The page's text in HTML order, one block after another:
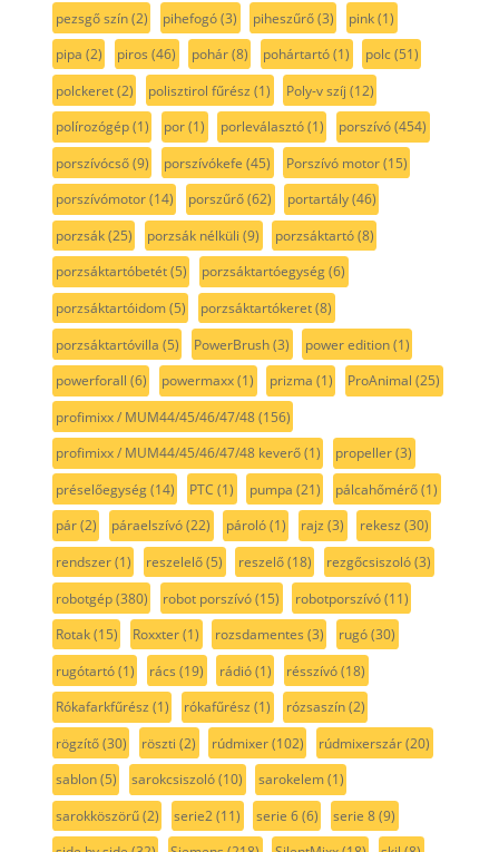
pezsgő szín(2) pihefogó(3) piheszűrő(3) pink(1)
pipa (2) piros (46) pohár(8) pohártartó(1) polc(51)
polckeret(2) polisztirol fűrész (1) Poly-v szíj (12)
polírozógép(1) por(1) porleválasztó(1) porszívó(454)
porszívócső(9) porszívókefe (45) Porszívó motor(15)
porszívómotor(14) porszűrő(62) portartály(46)
porzsák(25) porzsák nélküli (9) porzsáktartó(8)
porzsáktartóbetét(5) porzsáktartóegység(6)
porzsáktartóidom(5) porzsáktartókeret(8)
porzsáktartóvilla (5) PowerBrush(3) power edition(1)
powerforall (6) powermaxx(1) prizma (1) ProAnimal (25)
profimixx / MUM44/45/46/47/48(156)
profimixx / MUM44/45/46/47/48 keverő(1) propeller(3)
préselőegység(14) PTC (1) pumpa (21) pálcahőmérő(1)
pár(2) páraelszívó(22) pároló(1) rajz (3) rekesz (30)
rendszer(1) reszelelő(5) reszelő(18) rezgőcsiszoló(3)
robotgép(380) robot porszívó(15) robotporszívó(11)
Rotak(15) Roxxter(1) rozsdamentes (3) rugó(30)
rugótartó(1) rács (19) rádió(1) résszívó(18)
Rókafarkfűrész (1) rókafűrész (1) rózsaszín(2)
rögzítő(30) röszti (2) rúdmixer(102) rúdmixerszár(20)
sablon(5) sarokcsiszoló(10) sarokelem(1)
sarokköszörű(2) serie2(11) serie 6(6) serie 8(9)